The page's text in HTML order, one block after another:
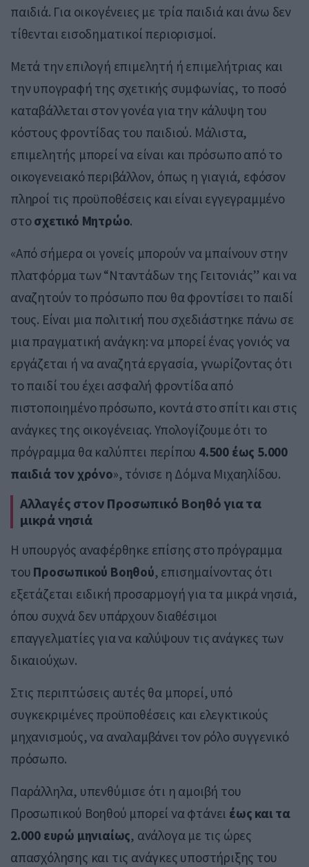
παιδιά. Για οικογένειες με τρία παιδιά και άνω δεν
τίθενται εισοδηματικοί περιορισμοί.
Μετά την επιλογή επιμελητή ή επιμελήτριας και
την υπογραφή της σχετικής συμφωνίας, το ποσό
καταβάλλεται στον γονέα για την κάλυψη του
κόστους φροντίδας του παιδιού. Μάλιστα,
επιμελητής μπορεί να είναι και πρόσωπο από το
οικογενειακό περιβάλλον, όπως η γιαγιά, εφόσον
πληροί τις προϋποθέσεις και είναι εγγεγραμμένο
στοσχετικό Μητρώο.
«Από σήμερα οι γονείς μπορούν να μπαίνουν στην
πλατφόρμα των “Νταντάδων της Γειτονιάς” και να
αναζητούν το πρόσωπο που θα φροντίσει το παιδί
τους. Είναι μια πολιτική που σχεδιάστηκε πάνω σε
μια πραγματική ανάγκη: να μπορεί ένας γονιός να
εργάζεται ή να αναζητά εργασία, γνωρίζοντας ότι
το παιδί του έχει ασφαλή φροντίδα από
πιστοποιημένο πρόσωπο, κοντά στο σπίτι και στις
ανάγκες της οικογένειας. Υπολογίζουμε ότι το
πρόγραμμα θα καλύπτει περίπου 4.500 έως 5.000
παιδιά τον χρόνο», τόνισε η Δόμνα Μιχαηλίδου.
Αλλαγές στον Προσωπικό Βοηθό για τα
μικρά νησιά
Η υπουργός αναφέρθηκε επίσης στο πρόγραμμα
του Προσωπικού Βοηθού, επισημαίνοντας ότι
εξετάζεται ειδική προσαρμογή για τα μικρά νησιά,
όπου συχνά δεν υπάρχουν διαθέσιμοι
επαγγελματίες για να καλύψουν τις ανάγκες των
δικαιούχων.
Στις περιπτώσεις αυτές θα μπορεί, υπό
συγκεκριμένες προϋποθέσεις και ελεγκτικούς
μηχανισμούς, να αναλαμβάνει τον ρόλο συγγενικό
πρόσωπο.
Παράλληλα, υπενθύμισε ότι η αμοιβή του
Προσωπικού Βοηθού μπορεί να φτάνει έως και τα
2.000 ευρώ μηνιαίως, ανάλογα με τις ώρες
απασχόλησης και τις ανάγκες υποστήριξης του